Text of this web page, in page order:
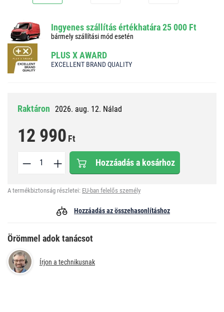
Ingyenes szállítás értékhatára 25 000 Ft
bármely szállítási mód esetén
PLUS X AWARD
EXCELLENT BRAND QUALITY
Raktáron 2026. aug. 12. Nálad
12 990 Ft
Hozzáadás a kosárhoz
A termékbiztonság részletei: EU-ban felelős személy
Hozzáadás az összehasonlításhoz
Örömmel adok tanácsot
Írjon a technikusnak